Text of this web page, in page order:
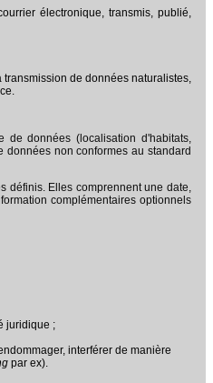
électronique, transmis, publié,
de données naturalistes,
de données (localisation d'habitats,
données non conformes au standard
définis. Elles comprennent une date,
complémentaires optionnels
juridique ;
interférer de manière
par ex).